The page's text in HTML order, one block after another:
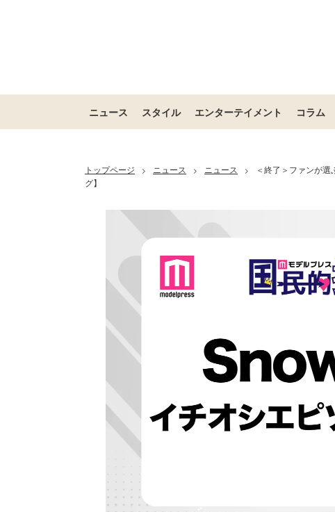
ニュース スタイル エンターテイメント コラム
トップページ > ニュース > ニュース >
＜終了＞ファンが
グ】